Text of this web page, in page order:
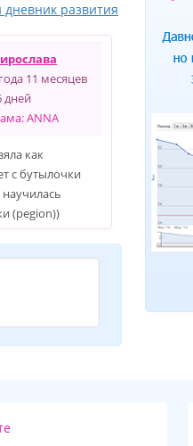
дневник развития
11 месяцев
дней
ANNA
как
с бутылочки
(pegion))